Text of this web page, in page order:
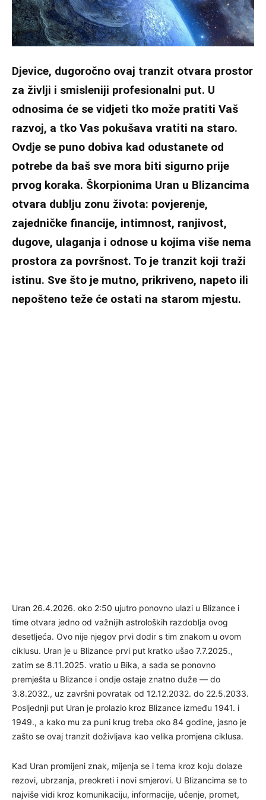
Djevice, dugoročno ovaj tranzit otvara prostor
za življi i smisleniji profesionalni put. U
odnosima će se vidjeti tko može pratiti Vaš
razvoj, a tko Vas pokušava vratiti na staro.
Ovdje se puno dobiva kad odustanete od
potrebe da baš sve mora biti sigurno prije
prvog koraka. Škorpionima Uran u Blizancima
otvara dublju zonu života: povjerenje,
zajedničke financije, intimnost, ranjivost,
dugove, ulaganja i odnose u kojima više nema
prostora za površnost. To je tranzit koji traži
istinu. Sve što je mutno, prikriveno, napeto ili
nepošteno teže će ostati na starom mjestu.
Uran 26.4.2026. oko 2:50 ujutro ponovno ulazi u Blizance i
time otvara jedno od važnijih astroloških razdoblja ovog
desetljeća. Ovo nije njegov prvi dodir s tim znakom u ovom
ciklusu. Uran je u Blizance prvi put kratko ušao 7.7.2025.,
zatim se 8.11.2025. vratio u Bika, a sada se ponovno
premješta u Blizance i ondje ostaje znatno duže — do
3.8.2032., uz završni povratak od 12.12.2032. do 22.5.2033.
Posljednji put Uran je prolazio kroz Blizance između 1941. i
1949., a kako mu za puni krug treba oko 84 godine, jasno je
zašto se ovaj tranzit doživljava kao velika promjena ciklusa.
Kad Uran promijeni znak, mijenja se i tema kroz koju dolaze
rezovi, ubrzanja, preokreti i novi smjerovi. U Blizancima se to
najviše vidi kroz komunikaciju, informacije, učenje, promet,